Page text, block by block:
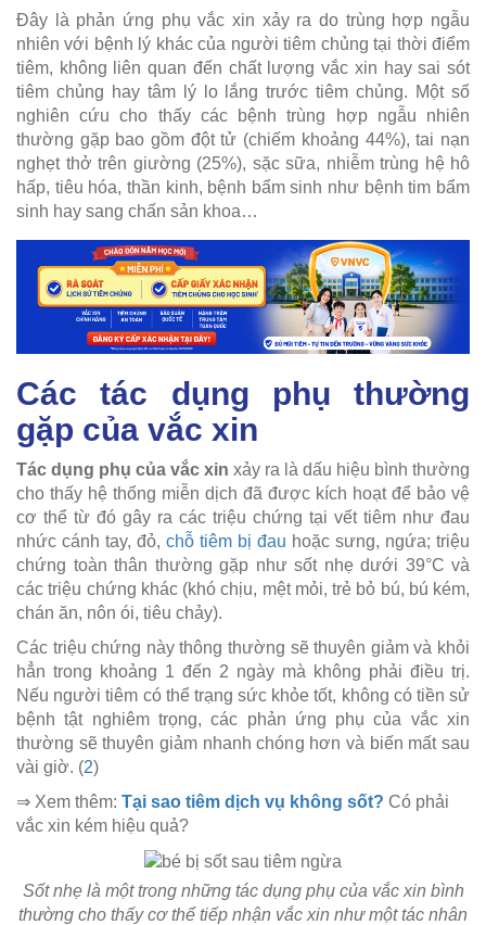
Đây là phản ứng phụ vắc xin xảy ra do trùng hợp ngẫu
nhiên với bệnh lý khác của người tiêm chủng tại thời điểm
tiêm, không liên quan đến chất lượng vắc xin hay sai sót
tiêm chủng hay tâm lý lo lắng trước tiêm chủng. Một số
nghiên cứu cho thấy các bệnh trùng hợp ngẫu nhiên
thường gặp bao gồm đột tử (chiếm khoảng 44%), tai nạn
nghẹt thở trên giường (25%), sặc sữa, nhiễm trùng hệ hô
hấp, tiêu hóa, thần kinh, bệnh bẩm sinh như bệnh tim bẩm
sinh hay sang chấn sản khoa…
Các tác dụng phụ thường
gặp của vắc xin
Tác dụng phụ của vắc xin xảy ra là dấu hiệu bình thường
cho thấy hệ thống miễn dịch đã được kích hoạt để bảo vệ
cơ thể từ đó gây ra các triệu chứng tại vết tiêm như đau
nhức cánh tay, đỏ, chỗ tiêm bị đau hoặc sưng, ngứa; triệu
chứng toàn thân thường gặp như sốt nhẹ dưới 39°C và
các triệu chứng khác (khó chịu, mệt mỏi, trẻ bỏ bú, bú kém,
chán ăn, nôn ói, tiêu chảy).
Các triệu chứng này thông thường sẽ thuyên giảm và khỏi
hẳn trong khoảng 1 đến 2 ngày mà không phải điều trị.
Nếu người tiêm có thể trạng sức khỏe tốt, không có tiền sử
bệnh tật nghiêm trọng, các phản ứng phụ của vắc xin
thường sẽ thuyên giảm nhanh chóng hơn và biến mất sau
vài giờ. (2)
⇒ Xem thêm: Tại sao tiêm dịch vụ không sốt? Có phải
vắc xin kém hiệu quả?
Sốt nhẹ là một trong những tác dụng phụ của vắc xin bình
thường cho thấy cơ thể tiếp nhận vắc xin như một tác nhân